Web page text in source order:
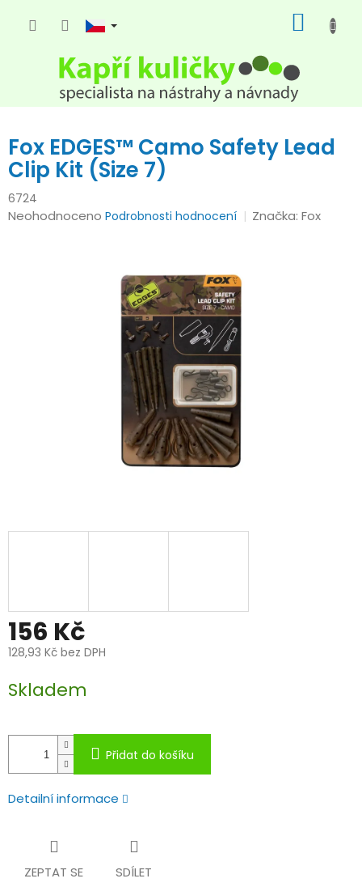
KOŠÍK
Fox EDGES™ Camo Safety Lead
Clip Kit (Size 7)
6724
Průměrné
Neohodnoceno Podrobnosti hodnocení Značka:Fox
156 Kč
128,93 Kč bez DPH
cena:
Skladem
Přidat do košíku
Detailní informace
ZEPTAT SE SDÍLET